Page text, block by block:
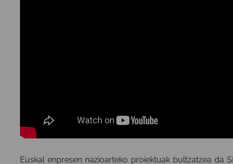
Euskal enpresen nazioarteko proiektuak bultzatzea da